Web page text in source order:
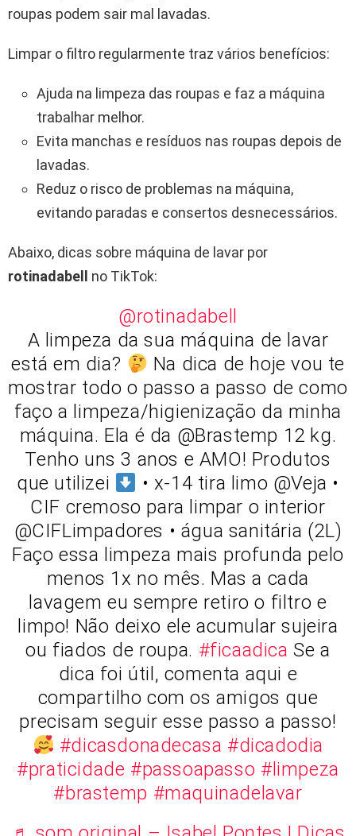
roupas podem sair mal lavadas.
Limpar o filtro regularmente traz vários benefícios:
Ajuda na limpeza das roupas e faz a máquina
trabalhar melhor.
Evita manchas e resíduos nas roupas depois de
lavadas.
Reduz o risco de problemas na máquina,
evitando paradas e consertos desnecessários.
Abaixo, dicas sobre máquina de lavar por
rotinadabell no TikTok:
@rotinadabell
A limpeza da sua máquina de lavar
está em dia?
Na dica de hoje vou te
mostrar todo o passo a passo de como
faço a limpeza/higienização da minha
máquina. Ela é da @Brastemp 12 kg.
Tenho uns 3 anos e AMO! Produtos
que utilizei
• x-14 tira limo @Veja •
CIF cremoso para limpar o interior
@CIFLimpadores • água sanitária (2L)
Faço essa limpeza mais profunda pelo
menos 1x no mês. Mas a cada
lavagem eu sempre retiro o filtro e
limpo! Não deixo ele acumular sujeira
ou fiados de roupa. #ficaadica Se a
dica foi útil, comenta aqui e
compartilho com os amigos que
precisam seguir esse passo a passo!
#dicasdonadecasa #dicadodia
#praticidade #passoapasso #limpeza
#brastemp #maquinadelavar